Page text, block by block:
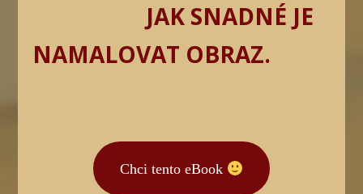
JAK SNADNÉ JE
NAMALOVAT OBRAZ.
Chci tento eBook